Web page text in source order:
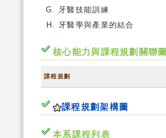
牙醫技能訓練
牙醫學與產業的結合
核心能力與課程規劃關聯圖
課程規劃
課程規劃架構圖
本系課程列表